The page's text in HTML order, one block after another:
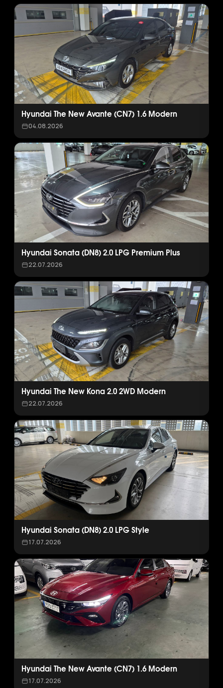
Hyundai The New Avante (CN7) 1.6 Modern
04.08.2026
Hyundai Sonata (DN8) 2.0 LPG Premium Plus
22.07.2026
Hyundai The New Kona 2.0 2WD Modern
22.07.2026
Hyundai Sonata (DN8) 2.0 LPG Style
17.07.2026
Hyundai The New Avante (CN7) 1.6 Modern
17.07.2026